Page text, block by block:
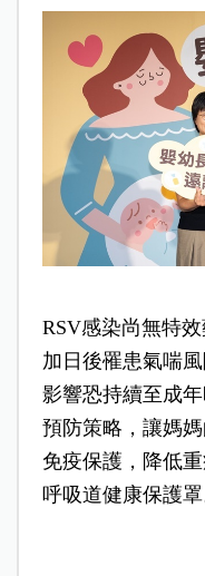
RSV感染尚無特
加日後罹患氣喘
影響恐持續至成
預防策略，讓媽
免疫保護，降低
呼吸道健康保護罩